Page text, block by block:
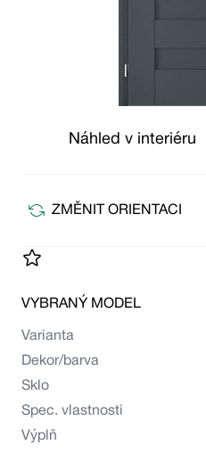
Náhled v interiéru
ZMĚNIT ORIENTACI
VYBRANÝ MODEL
Varianta
Dekor/barva
Sklo
Spec. vlastnosti
Výplň